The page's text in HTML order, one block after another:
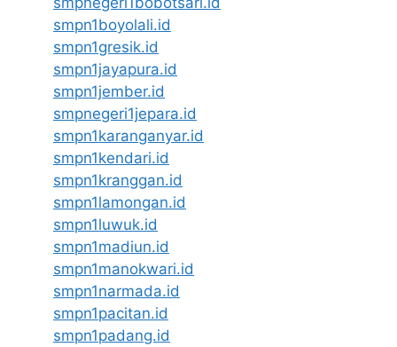
smpn1boyolali.id
smpn1gresik.id
smpn1jayapura.id
smpn1jember.id
smpnegeri1jepara.id
smpn1karanganyar.id
smpn1kendari.id
smpn1kranggan.id
smpn1lamongan.id
smpn1luwuk.id
smpn1madiun.id
smpn1manokwari.id
smpn1narmada.id
smpn1pacitan.id
smpn1padang.id